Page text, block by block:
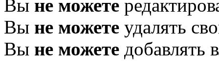
Вы не можете
Вы не можете удалять
Вы не можете добавлять